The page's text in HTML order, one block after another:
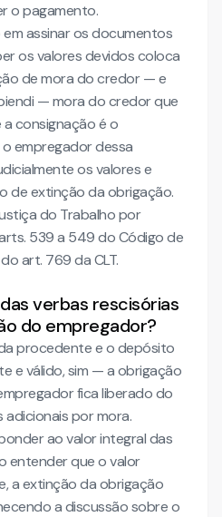
o pagamento.
assinar os documentos
os valores devidos coloca
de mora do credor — e
— mora do credor que
consignação é o
empregador dessa
os valores e
de extinção da obrigação.
do Trabalho por
539 a 549 do Código de
art. 769 da CLT.
verbas rescisórias
do empregador?
procedente e o depósito
e válido, sim — a obrigação
fica liberado do
por mora.
ao valor integral das
entender que o valor
a extinção da obrigação
a discussão sobre o